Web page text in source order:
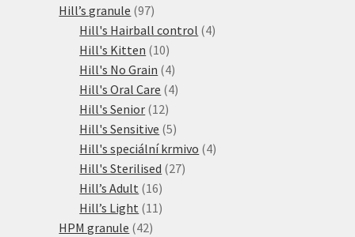
Hill’s granule 9797
produktů
Hill's Hairball control 44
Hill's Kitten 1010
produktů
Hill's No Grain 44
produkty
Hill's Oral Care 44
Hill's Senior 1212
produktů
Hill's Sensitive 55
produktů
Hill's speciální krmivo 44
Hill's Sterilised 2727
Hill’s Adult 1616
produktů
Hill’s Light 11 11
HPM granule 4242